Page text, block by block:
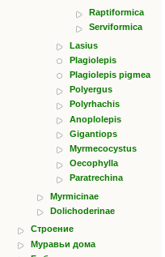
Raptiformica
Serviformica
Lasius
Plagiolepis
Plagiolepis pigmea
Polyergus
Polyrhachis
Anoplolepis
Gigantiops
Myrmecocystus
Oecophylla
Paratrechina
Myrmicinae
Dolichoderinae
Строение
Муравьи дома